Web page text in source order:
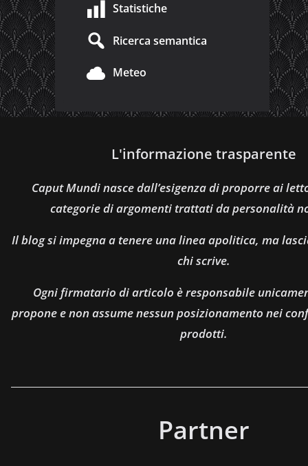
Statistiche
Ricerca semantica
Meteo
L'informazione trasparente
Caput Mundi nasce dall’esigenza di proporre ai
categorie di argomenti trattati da personalità
Il blog si impegna a tenere una linea apolitica, ma
chi scrive.
Ogni firmatario di articolo è responsabile
propone e non assume nessun posizionamento nei
prodotti.
Partner